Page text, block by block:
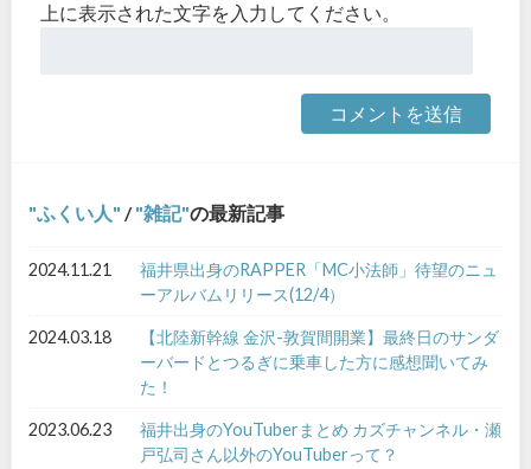
上に表示された文字を入力してください。
ふくい人 / 雑記 の最新記事
2024.11.21
福井県出身のRAPPER「MC小法師」待望のニュ
ーアルバムリリース(12/4）
2024.03.18
【北陸新幹線 金沢-敦賀間開業】最終日のサンダ
ーバードとつるぎに乗車した方に感想聞いてみ
た！
2023.06.23
福井出身のYouTuberまとめ カズチャンネル・瀬
戸弘司さん以外のYouTuberって？